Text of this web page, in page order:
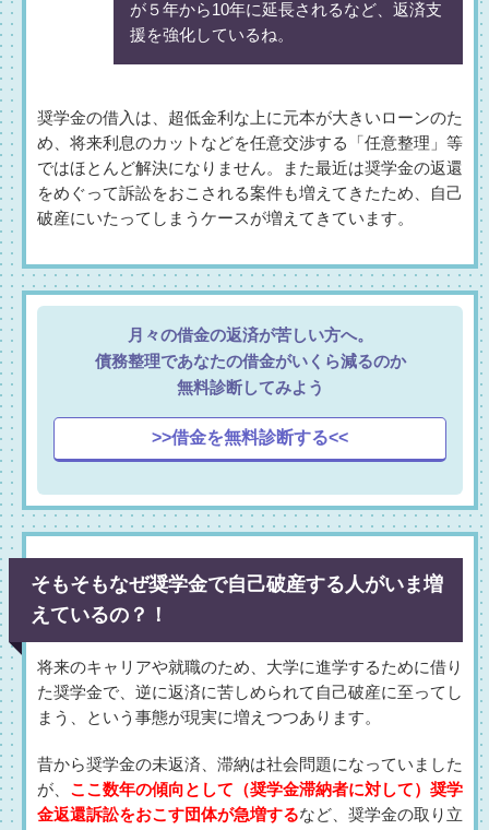
が５年から10年に延長されるなど、返済支
援を強化しているね。
奨学金の借入は、超低金利な上に元本が大きいローンのた
め、将来利息のカットなどを任意交渉する「任意整理」等
ではほとんど解決になりません。また最近は奨学金の返還
をめぐって訴訟をおこされる案件も増えてきたため、自己
破産にいたってしまうケースが増えてきています。
月々の借金の返済が苦しい方へ。
債務整理であなたの借金がいくら減るのか
無料診断してみよう
>>借金を無料診断する<<
そもそもなぜ奨学金で自己破産する人がいま増
えているの？！
将来のキャリアや就職のため、大学に進学するために借り
た奨学金で、逆に返済に苦しめられて自己破産に至ってし
まう、という事態が現実に増えつつあります。
昔から奨学金の未返済、滞納は社会問題になっていました
が、 ここ数年の傾向として（奨学金滞納者に対して）奨学
金返還訴訟をおこす団体が急増するなど、奨学金の取り立